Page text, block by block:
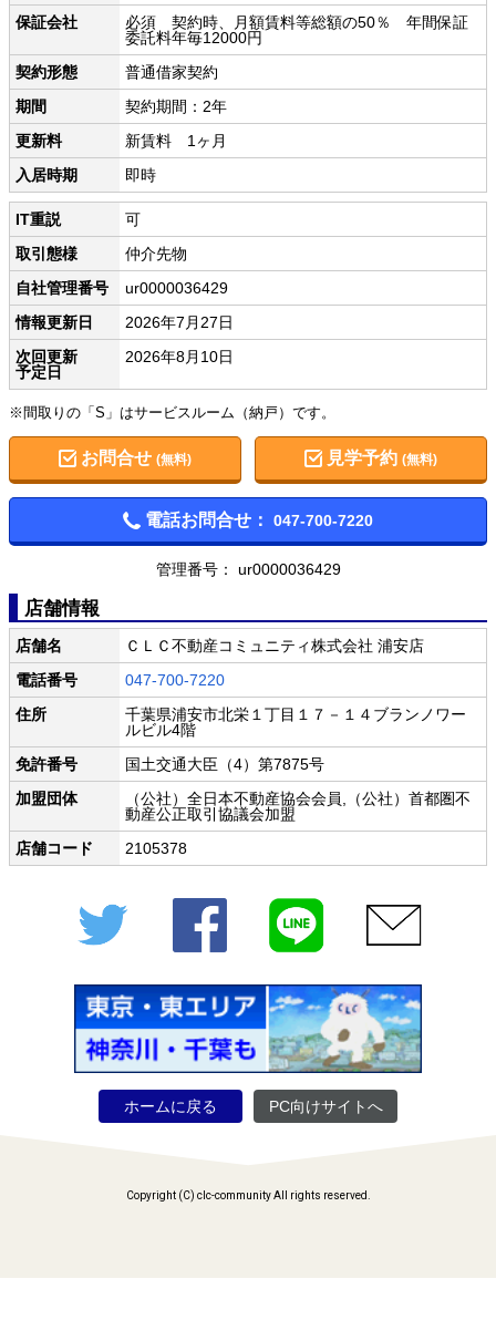
保証会社
必須 契約時、月額賃料等総額の50％ 年間保証
委託料年毎12000円
契約形態
普通借家契約
期間
契約期間：2年
更新料
新賃料 1ヶ月
入居時期
即時
IT重説
可
取引態様
仲介先物
自社管理番号
ur0000036429
情報更新日
2026年7月27日
次回更新
予定日
2026年8月10日
※間取りの「S」はサービスルーム（納戸）です。
お問合せ (無料) 見学予約(無料)
電話お問合せ： 047-700-7220
管理番号： ur0000036429
店舗情報
店舗名
ＣＬＣ不動産コミュニティ株式会社 浦安店
電話番号
047-700-7220
住所
千葉県浦安市北栄１丁目１７－１４ブランノワー
ルビル4階
免許番号
国土交通大臣（4）第7875号
加盟団体
（公社）全日本不動産協会会員,（公社）首都圏不
動産公正取引協議会加盟
店舗コード
2105378
Twitter Facebook
ホームに戻る PC向けサイトへ
Copyright (C) clc-community All rights reserved.